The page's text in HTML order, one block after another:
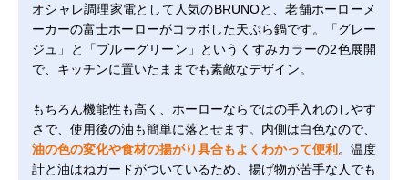
オシャレ調理家電として人気のBRUNOと、老舗ホーローメ
ーカーの富士ホーローがコラボした天ぷら鍋です。「グレー
ジュ」と「ブルーグリーン」というくすみカラーの2色展開
で、キッチンに置いたままでも素敵なデザイン。
もちろん機能性も高く、ホーローならではの手入れのしやす
さで、使用後の油も簡単に落とせます。内側は白色なので、
油の色の変化や食材の揚がり具合もよくわかって便利 。温度
計と油はねガードがついているため、揚げ物が苦手な人でも